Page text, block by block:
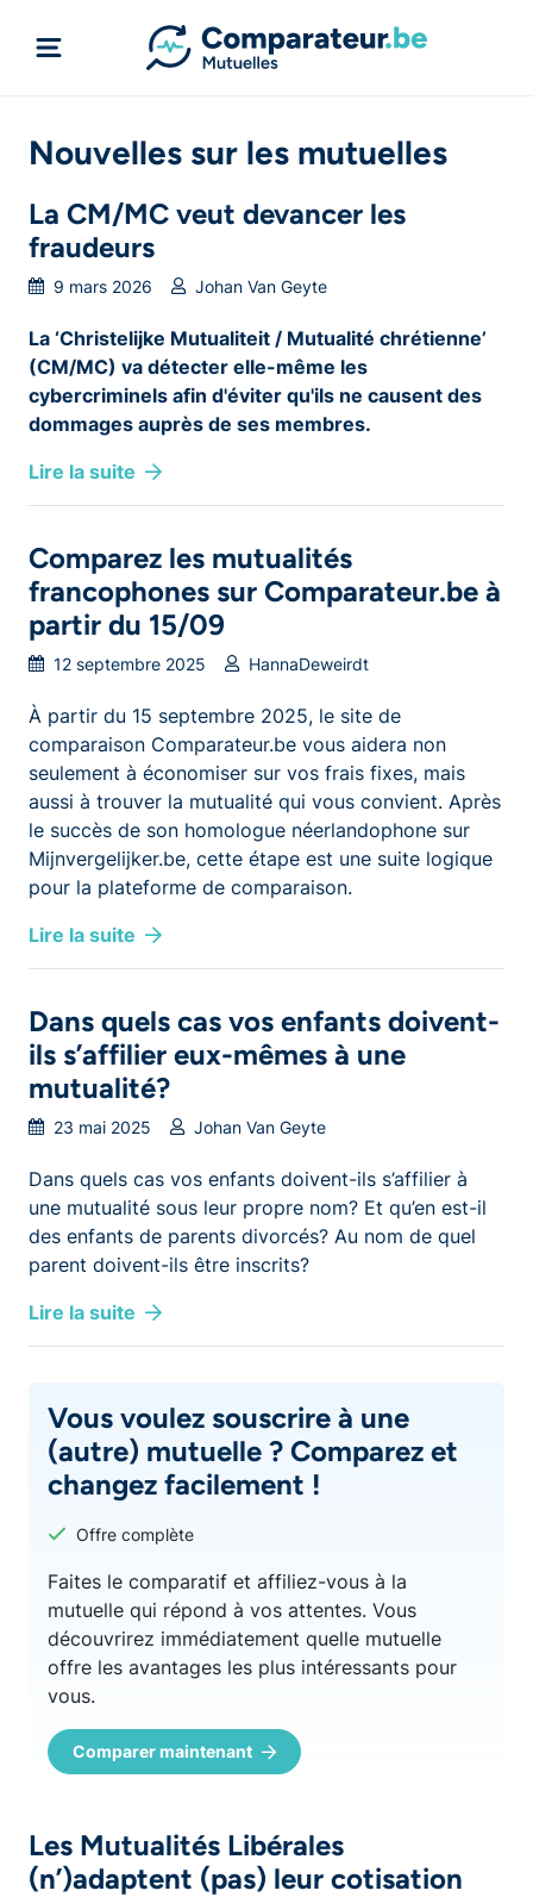
Nouvelles sur les mutuelles
La CM/MC veut devancer les
fraudeurs
9 mars 2026 Johan Van Geyte
La ‘Christelijke Mutualiteit / Mutualité chrétienne’
(CM/MC) va détecter elle-même les
cybercriminels afin d'éviter qu'ils ne causent des
dommages auprès de ses membres.
Lire la suite
Comparez les mutualités
francophones sur Comparateur.be à
partir du 15/09
12 septembre 2025 HannaDeweirdt
À partir du 15 septembre 2025, le site de
comparaison Comparateur.be vous aidera non
seulement à économiser sur vos frais fixes, mais
aussi à trouver la mutualité qui vous convient. Après
le succès de son homologue néerlandophone sur
Mijnvergelijker.be, cette étape est une suite logique
pour la plateforme de comparaison.
Lire la suite
Dans quels cas vos enfants doivent-
ils s’affilier eux-mêmes à une
mutualité?
23 mai 2025 Johan Van Geyte
Dans quels cas vos enfants doivent-ils s’affilier à
une mutualité sous leur propre nom? Et qu’en est-il
des enfants de parents divorcés? Au nom de quel
parent doivent-ils être inscrits?
Lire la suite
Vous voulez souscrire à une
(autre) mutuelle ? Comparez et
changez facilement !
Offre complète
Faites le comparatif et affiliez-vous à la
mutuelle qui répond à vos attentes. Vous
découvrirez immédiatement quelle mutuelle
offre les avantages les plus intéressants pour
vous.
Comparer maintenant
Les Mutualités Libérales
(n’)adaptent (pas) leur cotisation